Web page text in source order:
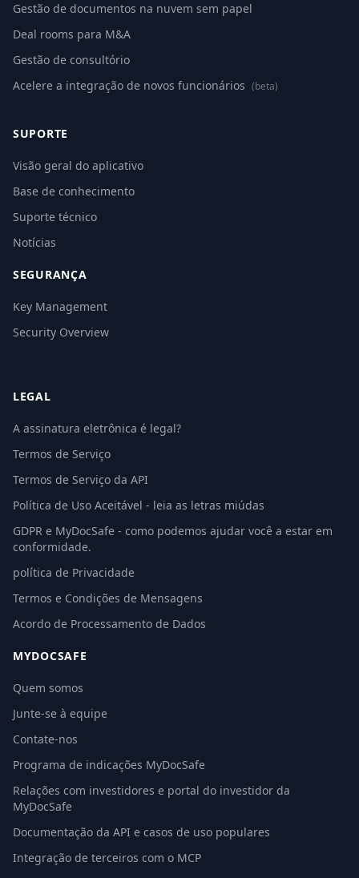
Gestão de documentos na nuvem sem papel
Deal rooms para M&A
Gestão de consultório
Acelere a integração de novos funcionários (beta)
SUPORTE
Visão geral do aplicativo
Base de conhecimento
Suporte técnico
Notícias
SEGURANÇA
Key Management
Security Overview
LEGAL
A assinatura eletrônica é legal?
Termos de Serviço
Termos de Serviço da API
Política de Uso Aceitável - leia as letras miúdas
GDPR e MyDocSafe - como podemos ajudar você a estar em
conformidade.
política de Privacidade
Termos e Condições de Mensagens
Acordo de Processamento de Dados
MYDOCSAFE
Quem somos
Junte-se à equipe
Contate-nos
Programa de indicações MyDocSafe
Relações com investidores e portal do investidor da
MyDocSafe
Documentação da API e casos de uso populares
Integração de terceiros com o MCP